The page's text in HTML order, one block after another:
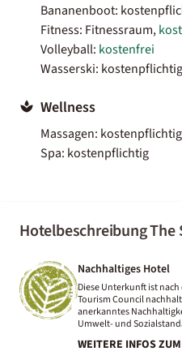
Bananenboot:
Fitness: Fitnessraum,
Volleyball: kostenfrei
Wasserski: kostenpflichtig
Wellness
Massagen: kostenpflichtig
Spa: kostenpflichtig
Hotelbeschreibung The
Nachhaltiges Hotel
Diese Unterkunft ist
Tourism Council
anerkanntes
Umwelt- und
WEITERE INFOS